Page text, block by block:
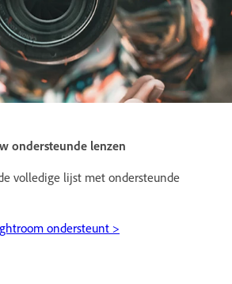
ondersteunde lenzen
volledige lijst met ondersteunde
ondersteunt >